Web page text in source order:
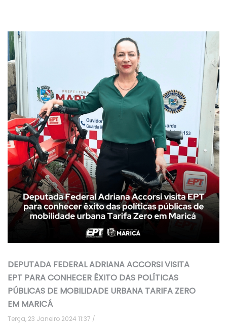
DEPUTADA FEDERAL ADRIANA ACCORSI VISITA
EPT PARA CONHECER ÊXITO DAS POLÍTICAS
PÚBLICAS DE MOBILIDADE URBANA TARIFA ZERO
EM MARICÁ
Terça, 23 Janeiro 2024 11:37